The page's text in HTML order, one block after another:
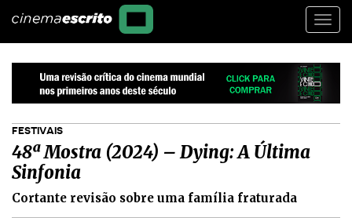
FESTIVAIS
48ª Mostra (2024) – Dying: A Última
Sinfonia
Cortante revisão sobre uma família fraturada